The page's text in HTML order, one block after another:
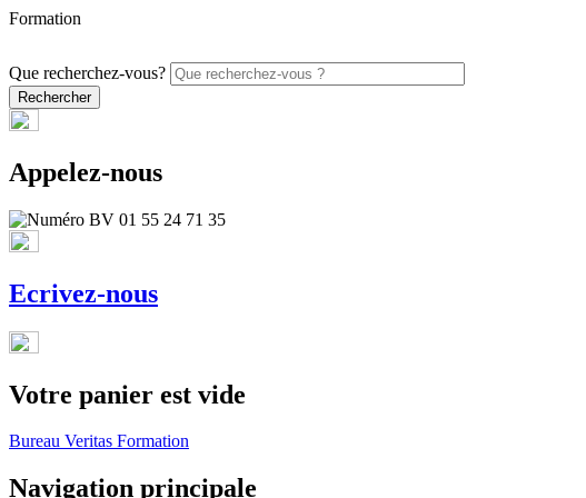
Formation
Que recherchez-vous?
Appelez-nous
Ecrivez-nous
Votre panier est vide
Bureau Veritas Formation
Navigation principale